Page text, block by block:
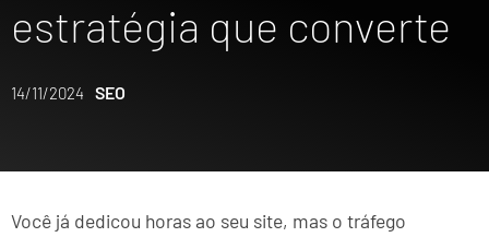
estratégia que converte
14/11/2024 SEO
Você já dedicou horas ao seu site, mas o tráfego